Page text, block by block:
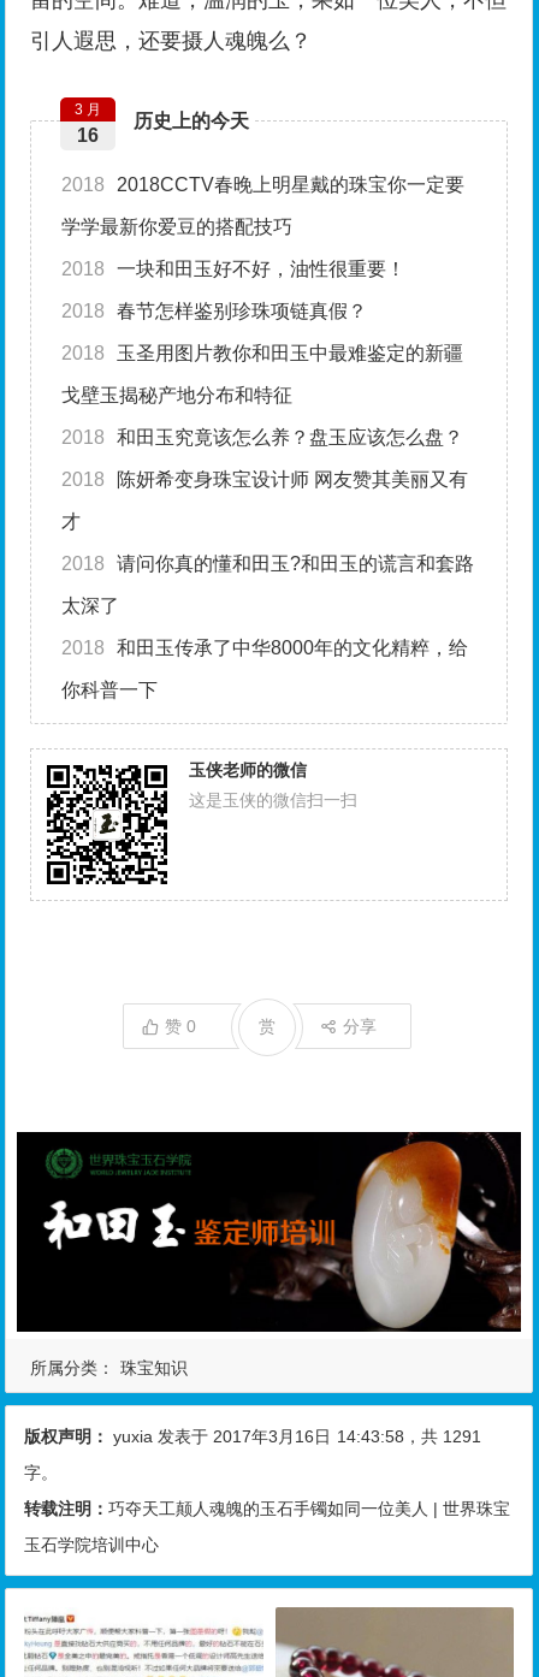
引人遐思，还要摄人魂魄么？
历史上的今天
3 月
16
2018 2018CCTV春晚上明星戴的珠宝你一定要
学学最新你爱豆的搭配技巧
2018 一块和田玉好不好，油性很重要！
2018 春节怎样鉴别珍珠项链真假？
2018 玉圣用图片教你和田玉中最难鉴定的新疆
戈壁玉揭秘产地分布和特征
2018 和田玉究竟该怎么养？盘玉应该怎么盘？
2018 陈妍希变身珠宝设计师 网友赞其美丽又有
才
2018 请问你真的懂和田玉?和田玉的谎言和套路
太深了
2018 和田玉传承了中华8000年的文化精粹，给
你科普一下
玉侠老师的微信
这是玉侠的微信扫一扫
赞0 分享
赏
所属分类： 珠宝知识
版权声明： yuxia 发表于 2017年3月16日 14:43:58 ，共 1291
字。
转载注明：巧夺天工颠人魂魄的玉石手镯如同一位美人 | 世界珠宝
玉石学院培训中心